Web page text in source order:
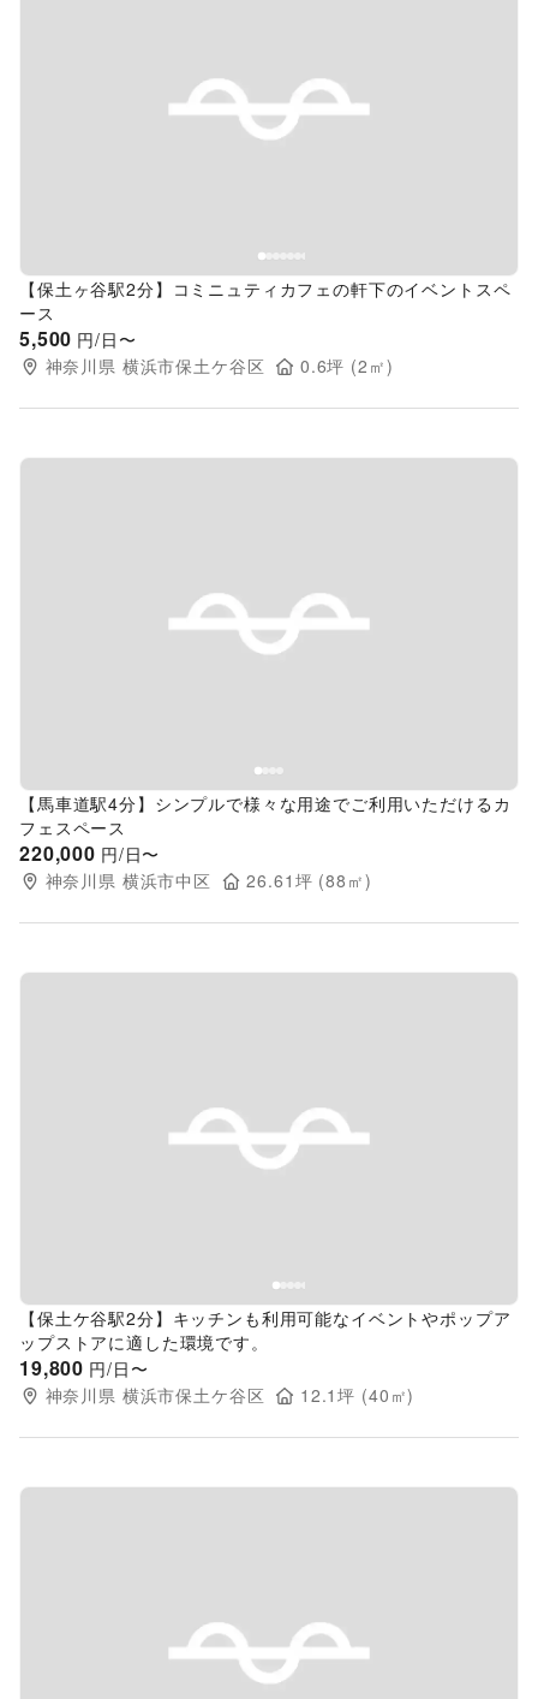
Previous slide
【保土ヶ谷駅2分】コミニュティカフェの軒下のイベントスペ
ース
5,500 円/日〜
神奈川県 横浜市保土ケ谷区 0.6坪 (2 ㎡)
Previous slide
【馬車道駅4分】シンプルで様々な用途でご利用いただけるカ
フェスペース
220,000 円/日〜
神奈川県 横浜市中区 26.61 坪 (88 ㎡)
Previous slide
【保土ケ谷駅2分】キッチンも利用可能なイベントやポップア
ップストアに適した環境です。
19,800 円/日〜
神奈川県 横浜市保土ケ谷区 12.1坪 (40 ㎡)
Previous slide